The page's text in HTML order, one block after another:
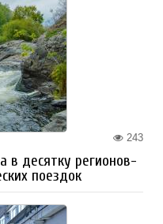
243
в десятку регионов-
поездок